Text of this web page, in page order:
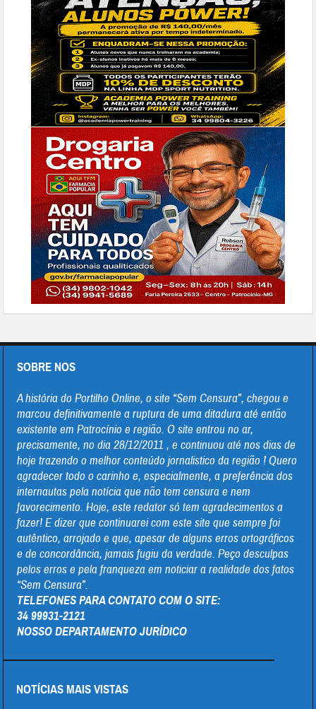
SOBRE NOS
A história do Portilho Online, o site “Sem Censura”, chegou e
marcou definitivamente a ruptura de uma ditadura até então
existente em Patrocínio e região. O site entrou no ar,
precisamente, no dia 28/12/2011 , e continuou até nos dias de
hoje trazendo o melhor conteúdo jornalistico da região ! Quero
agradecer todo o carinho e, especialmente, a preferência dos
internautas pela notícia que não tem censura e nem
favorecimento. Hoje, este redator só tem agradecimentos a
fazer! E dizer que continuarei com este site que sempre foi
autêntico, arrojado e que, apesar de alguns erros ortográficos
e de concordância, jamais fugiu da verdade. Peço desculpas
pelos erros e pela franqueza em noticiar a realidade dos fatos
“Sem Censura”.
TELEFONES PARA CONTATO COM O SITE:
34 99931-2121
NOSSO DEPARTAMENTO JURÍDICO
NOTÍCIAS MAIS VISTAS